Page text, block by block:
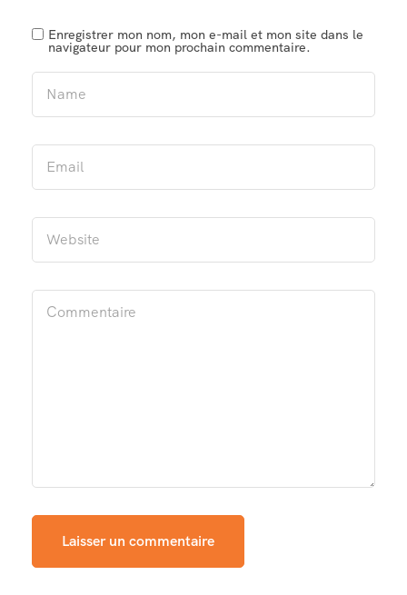
Enregistrer mon nom, mon e-mail et mon site dans le
navigateur pour mon prochain commentaire.